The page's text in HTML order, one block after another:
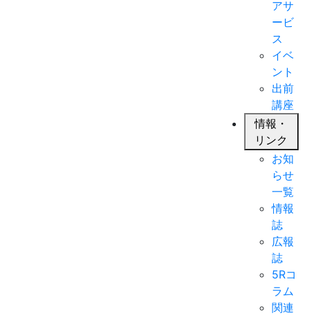
アサ
ービ
ス
イベ
ント
出前
講座
情報・
リンク
お知
らせ
一覧
情報
誌
広報
誌
5Rコ
ラム
関連